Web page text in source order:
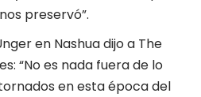
preservó”.
en Nashua dijo a The
“No es nada fuera de lo
en esta época del